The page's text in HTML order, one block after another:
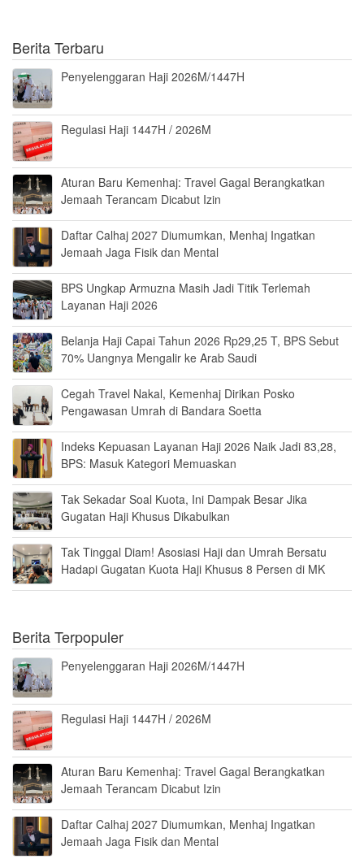
Berita Terbaru
Penyelenggaran Haji 2026M/1447H
Regulasi Haji 1447H / 2026M
Aturan Baru Kemenhaj: Travel Gagal Berangkatkan
Jemaah Terancam Dicabut Izin
Daftar Calhaj 2027 Diumumkan, Menhaj Ingatkan
Jemaah Jaga Fisik dan Mental
BPS Ungkap Armuzna Masih Jadi Titik Terlemah
Layanan Haji 2026
Belanja Haji Capai Tahun 2026 Rp29,25 T, BPS Sebut
70% Uangnya Mengalir ke Arab Saudi
Cegah Travel Nakal, Kemenhaj Dirikan Posko
Pengawasan Umrah di Bandara Soetta
Indeks Kepuasan Layanan Haji 2026 Naik Jadi 83,28,
BPS: Masuk Kategori Memuaskan
Tak Sekadar Soal Kuota, Ini Dampak Besar Jika
Gugatan Haji Khusus Dikabulkan
Tak Tinggal Diam! Asosiasi Haji dan Umrah Bersatu
Hadapi Gugatan Kuota Haji Khusus 8 Persen di MK
Berita Terpopuler
Penyelenggaran Haji 2026M/1447H
Regulasi Haji 1447H / 2026M
Aturan Baru Kemenhaj: Travel Gagal Berangkatkan
Jemaah Terancam Dicabut Izin
Daftar Calhaj 2027 Diumumkan, Menhaj Ingatkan
Jemaah Jaga Fisik dan Mental